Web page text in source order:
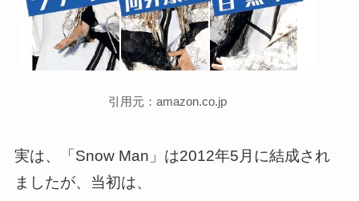
引用元：amazon.co.jp
実は、「Snow Man」は2012年5月に結成され
ましたが、当初は、